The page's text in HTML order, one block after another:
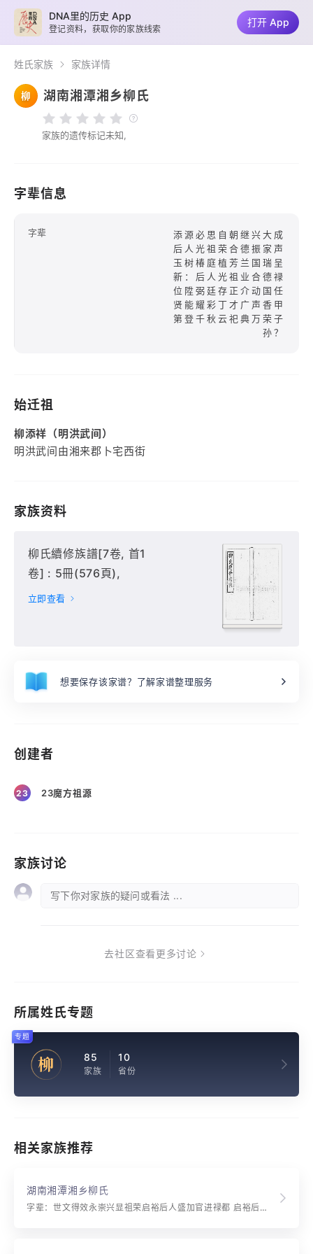
姓氏家族 家族详情
柳 湖南湘潭湘乡柳氏
家族的遗传标记未知,
字辈信息
字辈
添源必思自朝继兴大成
后人光祖荣合德振家声
玉树椿庭植芳兰国瑞呈
新：后人光祖业合德禄
位陞弼廷存正介动国任
贤能耀彩丁才广声香甲
第登千秋云祀典万荣子
孙？
始迁祖
柳添祥（明洪武间）
明洪武间由湘来郡卜宅西街
家族资料
柳氏續修族譜[7卷, 首1
卷] : 5冊(576頁),
立即查看
想要保存该家谱？了解家谱整理服务
创建者
23 23魔方祖源
家族讨论
写下你对家族的疑问或看法 ...
去社区查看更多讨论
所属姓氏专题
柳 85
家族
10
省份
专题
相关家族推荐
湖南湘潭湘乡柳氏
字辈：世文得效永崇兴显祖荣启裕后人盛加官进禄都 启裕后人盛 加官禄位升 启裕后人盛 加官禄位升 弼廷存正介 勷国任贤能 耀彩丁才广 馨香甲第登 千秋礼祀典 万业子孙绳
DNA里的历史 App
登记资料，获取你的家族线索
打开 App